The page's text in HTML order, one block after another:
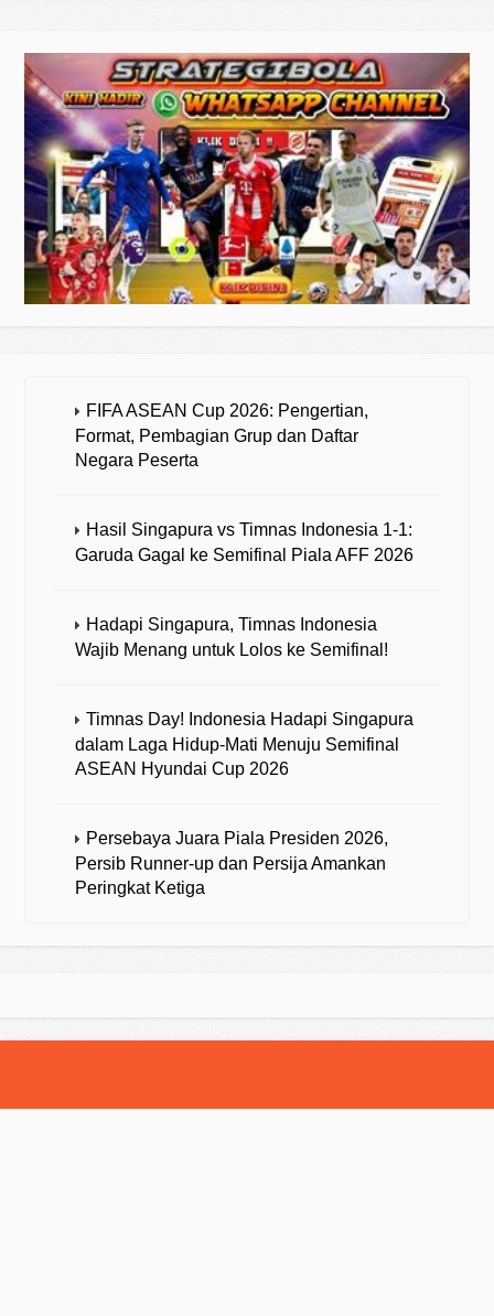
FIFA ASEAN Cup 2026: Pengertian,
Format, Pembagian Grup dan Daftar
Negara Peserta
Hasil Singapura vs Timnas Indonesia 1-1:
Garuda Gagal ke Semifinal Piala AFF 2026
Hadapi Singapura, Timnas Indonesia
Wajib Menang untuk Lolos ke Semifinal!
Timnas Day! Indonesia Hadapi Singapura
dalam Laga Hidup-Mati Menuju Semifinal
ASEAN Hyundai Cup 2026
Persebaya Juara Piala Presiden 2026,
Persib Runner-up dan Persija Amankan
Peringkat Ketiga